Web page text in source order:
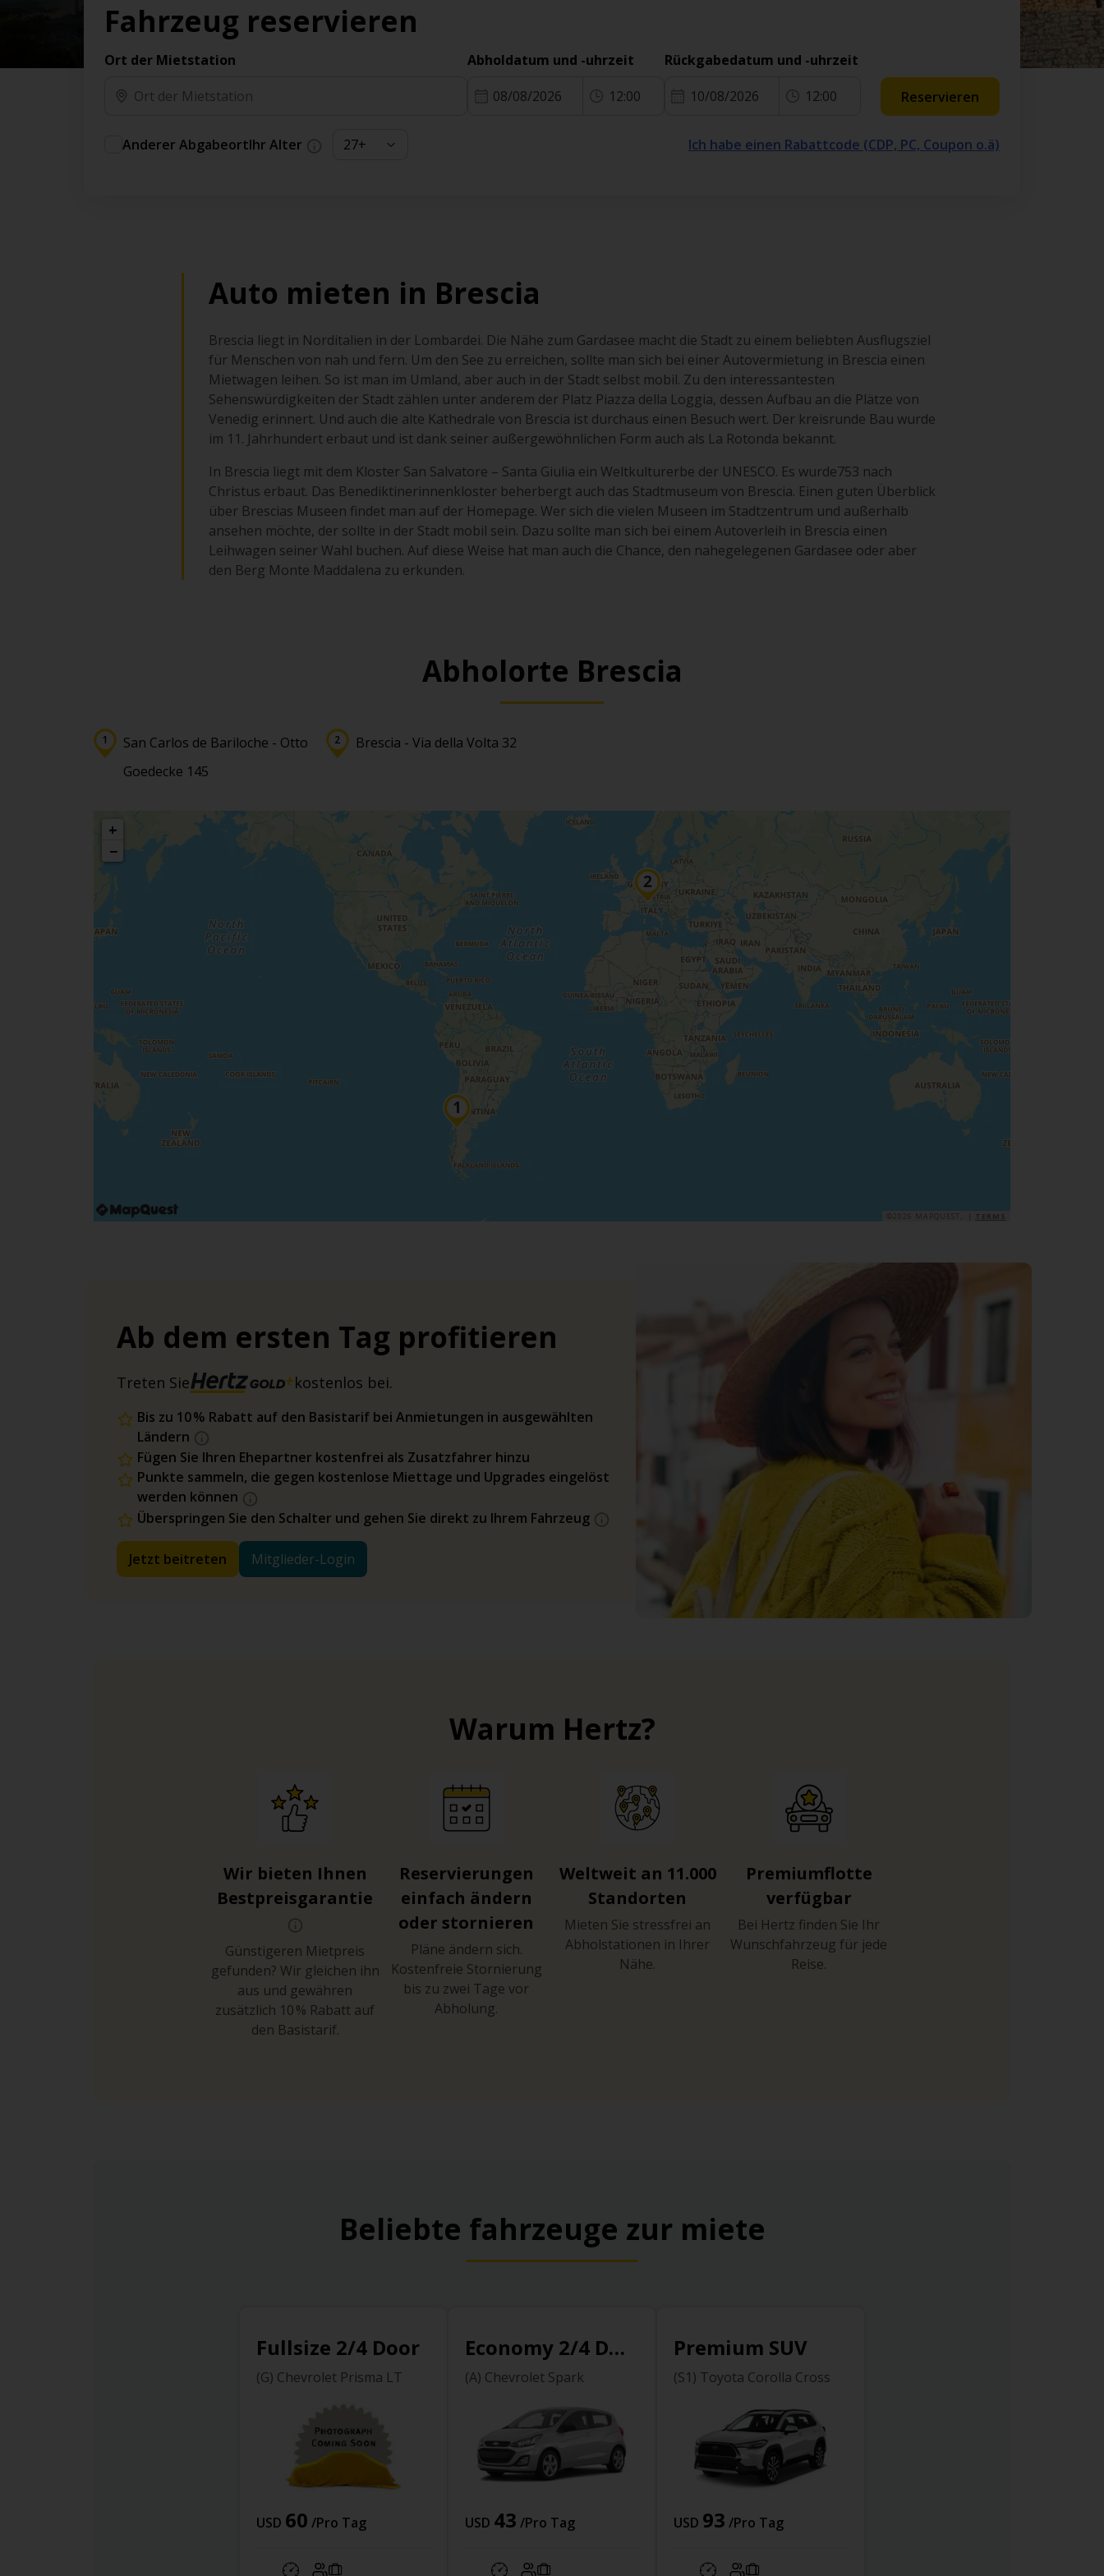
Vorteilen und Prämien an.
Sie können direkt zu Ihrem Auto gehen, ohne
An ausgewählten Standorten erhältlich.
Fahrzeug reservieren
Ort der Mietstation Abholdatum und -uhrzeit
08/08/2026 12:00
Rückgabedatum und -uhrzeit
10/08/2026 12:00 Reservieren
Anderer AbgabeortIhr Alter Ich habe einen Rabattcode (CDP, PC, Coupon o.ä)
Auto mieten in Brescia
Brescia liegt in Norditalien in der Lombardei. Die Nähe zum Gardasee macht die Stadt zu einem beliebten Ausflugsziel
für Menschen von nah und fern. Um den See zu erreichen, sollte man sich bei einer Autovermietung in Brescia einen
Mietwagen leihen. So ist man im Umland, aber auch in der Stadt selbst mobil. Zu den interessantesten
Sehenswürdigkeiten der Stadt zählen unter anderem der Platz Piazza della Loggia, dessen Aufbau an die Plätze von
Venedig erinnert. Und auch die alte Kathedrale von Brescia ist durchaus einen Besuch wert. Der kreisrunde Bau wurde
im 11. Jahrhundert erbaut und ist dank seiner außergewöhnlichen Form auch als La Rotonda bekannt.
In Brescia liegt mit dem Kloster San Salvatore – Santa Giulia ein Weltkulturerbe der UNESCO. Es wurde753 nach
Christus erbaut. Das Benediktinerinnenkloster beherbergt auch das Stadtmuseum von Brescia. Einen guten Überblick
über Brescias Museen findet man auf der Homepage. Wer sich die vielen Museen im Stadtzentrum und außerhalb
ansehen möchte, der sollte in der Stadt mobil sein. Dazu sollte man sich bei einem Autoverleih in Brescia einen
Leihwagen seiner Wahl buchen. Auf diese Weise hat man auch die Chance, den nahegelegenen Gardasee oder aber
den Berg Monte Maddalena zu erkunden.
Abholorte Brescia
San Carlos de Bariloche - Otto
Goedecke 145
Brescia - Via della Volta 32
+
−
Ab dem ersten Tag profitieren
Treten Sie kostenlos bei.
Bis zu 10 % Rabatt auf den Basistarif bei Anmietungen in ausgewählten
Ländern
Fügen Sie Ihren Ehepartner kostenfrei als Zusatzfahrer hinzu
Punkte sammeln, die gegen kostenlose Miettage und Upgrades eingelöst
werden können
Überspringen Sie den Schalter und gehen Sie direkt zu Ihrem Fahrzeug
Jetzt beitreten Mitglieder-Login
Warum Hertz?
Wir bieten Ihnen
Bestpreisgarantie
Günstigeren Mietpreis
gefunden? Wir gleichen ihn
aus und gewähren
zusätzlich 10 % Rabatt auf
den Basistarif.
Reservierungen
einfach ändern
oder stornieren
Pläne ändern sich.
Kostenfreie Stornierung
bis zu zwei Tage vor
Abholung.
Weltweit an 11.000
Standorten
Mieten Sie stressfrei an
Abholstationen in Ihrer
Nähe.
Premiumflotte
verfügbar
Bei Hertz finden Sie Ihr
Wunschfahrzeug für jede
Reise.
Beliebte fahrzeuge zur miete
Fullsize 2/4 Door
(G) Chevrolet Prisma LT
USD 60 /Pro Tag
Economy 2/4 Door
(A) Chevrolet Spark
USD 43 /Pro Tag
Premium SUV
(S1) Toyota Corolla Cross
USD 93 /Pro Tag